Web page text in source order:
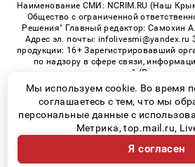
Наименование СМИ: NCRIM.RU (Наш
Общество с ограниченной
Решения" Главный редактор: Самохин
Адрес эл. почты:
продукции: 16+ Зарегистрировавший
по надзору в сфере связи,
массовых коммуникаций
номер СМИ ЭЛ № ФС 77 - 81150
© 2026 «nCrim.ru» | Все
Возрастная категория
Мы используем cookie. Во время
соглашаетесь с тем, что мы
персональные данные с
Метрика, top.mail.ru,
Я согласен